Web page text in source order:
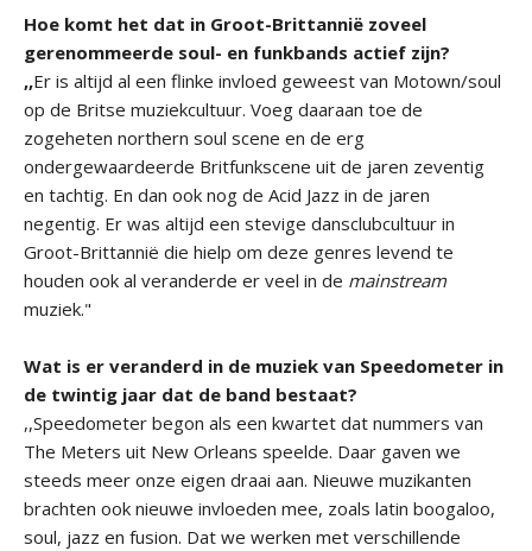
Hoe komt het dat in Groot-Brittannië zoveel
gerenommeerde soul- en funkbands actief zijn?
,,Er is altijd al een flinke invloed geweest van Motown/soul
op de Britse muziekcultuur. Voeg daaraan toe de
zogeheten northern soul scene en de erg
ondergewaardeerde Britfunkscene uit de jaren zeventig
en tachtig. En dan ook nog de Acid Jazz in de jaren
negentig. Er was altijd een stevige dansclubcultuur in
Groot-Brittannië die hielp om deze genres levend te
houden ook al veranderde er veel in de mainstream
muziek."
Wat is er veranderd in de muziek van Speedometer in
de twintig jaar dat de band bestaat?
,,Speedometer begon als een kwartet dat nummers van
The Meters uit New Orleans speelde. Daar gaven we
steeds meer onze eigen draai aan. Nieuwe muzikanten
brachten ook nieuwe invloeden mee, zoals latin boogaloo,
soul, jazz en fusion. Dat we werken met verschillende